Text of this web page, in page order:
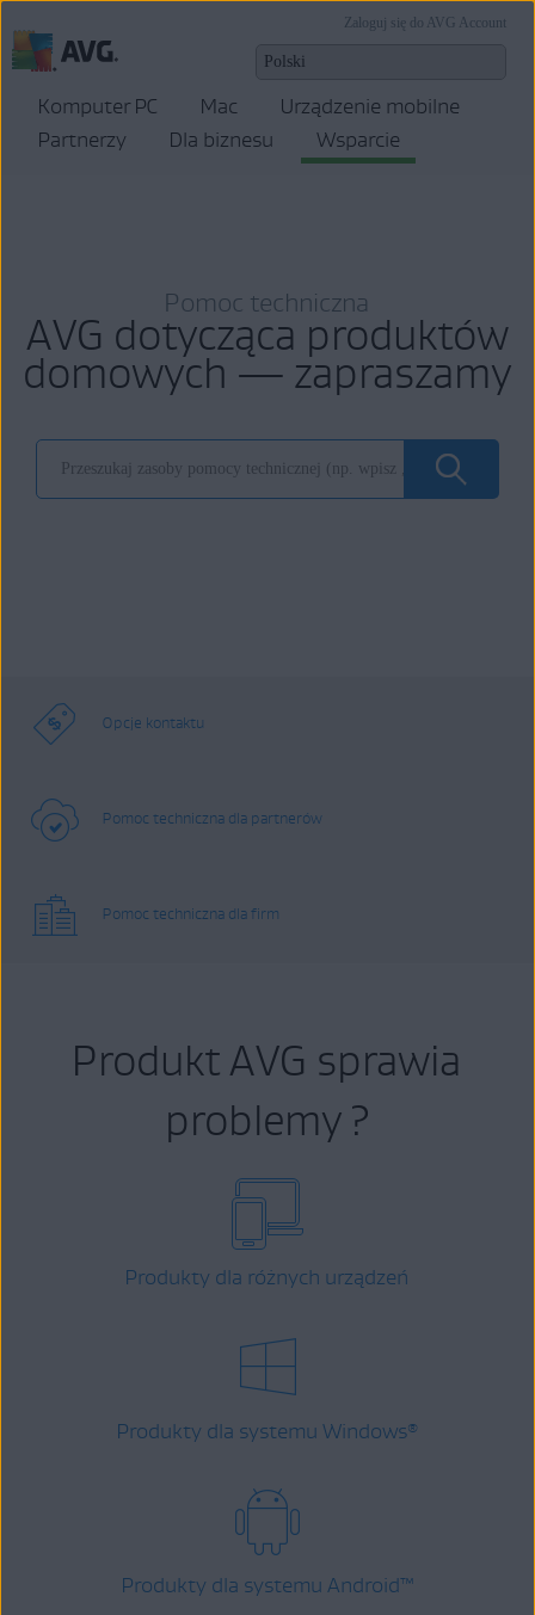
Zaloguj się do AVG Account
Komputer PC Mac
Urządzenie mobilne
Partnerzy
Dla biznesu Wsparcie
Pomoc techniczna
AVG dotycząca produktów
domowych — zapraszamy
Opcje kontaktu
Pomoc techniczna dla partnerów
Pomoc techniczna dla firm
Produkt AVG sprawia
problemy ?
Produkty dla różnych urządzeń
Produkty dla systemu Windows®
Produkty dla systemu Android™